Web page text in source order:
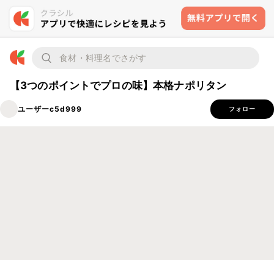
【3つのポイントでプロの味】本格ナポリタン
ユーザーc5d999 フォロー